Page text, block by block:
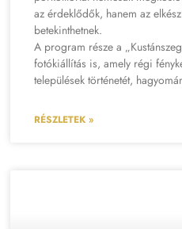
az érdeklődők, hanem az
betekinthetnek.
A program része a
fotókiállítás is, amely régi
települések történetét,
RÉSZLETEK »